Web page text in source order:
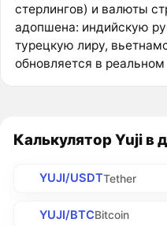
стерлингов) и валюты
адопшена: индийскую
турецкую лиру,
обновляется в
Калькулятор Yuji в
YUJI/USDTTether
YUJI/BTCBitcoin